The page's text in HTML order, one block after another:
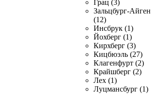
Грац (3)
Зальцбург-Айген
(12)
Инсбрук (1)
Йохберг (1)
Кирхберг (3)
Кицбюэль (27)
Клагенфурт (2)
Крайшберг (2)
Лех (1)
Луцмансбург (1)